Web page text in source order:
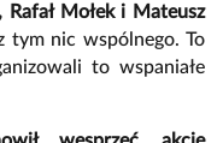
Rafał Mołek i Mateusz
tym nic wspólnego. To
to wspaniałe